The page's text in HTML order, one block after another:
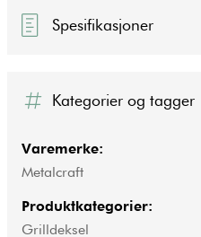
Spesifikasjoner
Kategorier og tagger
Varemerke:
Metalcraft
Produktkategorier:
Grilldeksel